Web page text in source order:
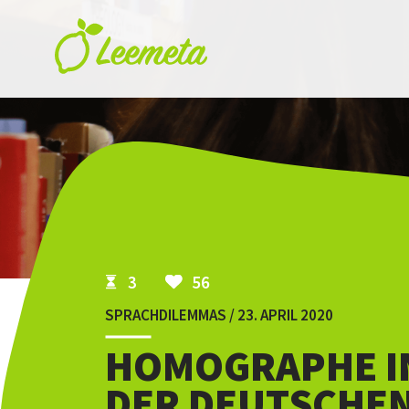
3 56
SPRACHDILEMMAS / 23. APRIL 2020
HOMOGRAPHE